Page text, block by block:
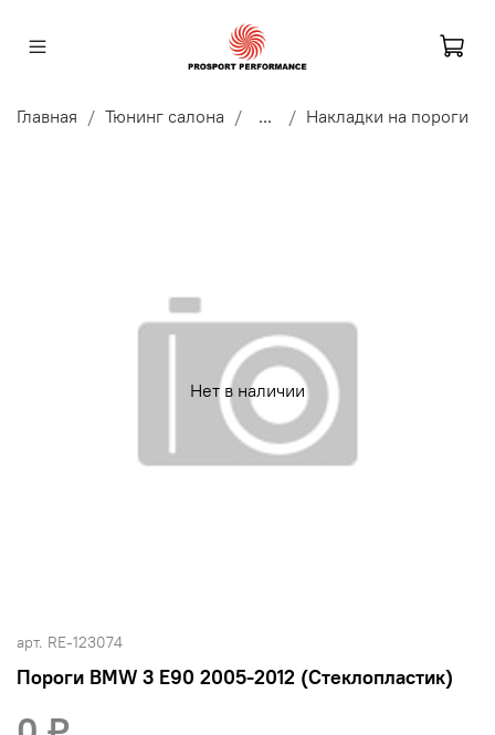
Главная Тюнинг салона ... Накладки на пороги
Нет в наличии
арт. RE-123074
Пороги BMW 3 E90 2005-2012 (Стеклопластик)